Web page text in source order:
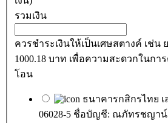
รวมเงิน
ควรชำระเงินให้เป็นเศษสตางค์ เช่น
1000.18 บาท เพื่อความสะดวกในกา
โอน
ธนาคารกสิกรไทย
06028-5 ชื่อบัญชี: ณภัทรชญาน์